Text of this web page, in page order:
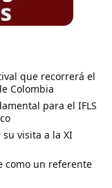
que recorrerá el
Colombia
para el IFLS
visita a la XI
como un referente